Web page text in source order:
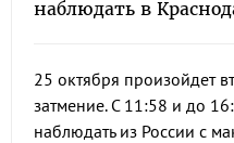
наблюдать в
25 октября произойдет
затмение. С 11:58 и до
наблюдать из России с